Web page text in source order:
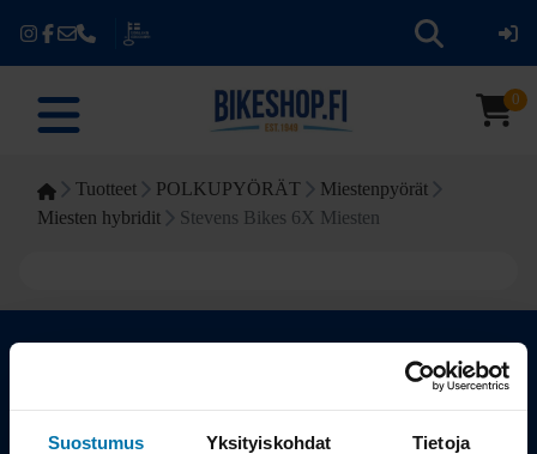
Suostumus Yksityiskohdat Tietoja
0
Tuotteet POLKUPYÖRÄT
Miestenpyörät
Miesten hybridit
Stevens Bikes 6X Miesten
Kauppa